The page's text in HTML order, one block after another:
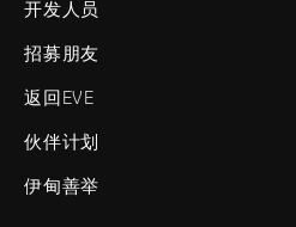
开发人员
招募朋友
返回EVE
伙伴计划
伊甸善举